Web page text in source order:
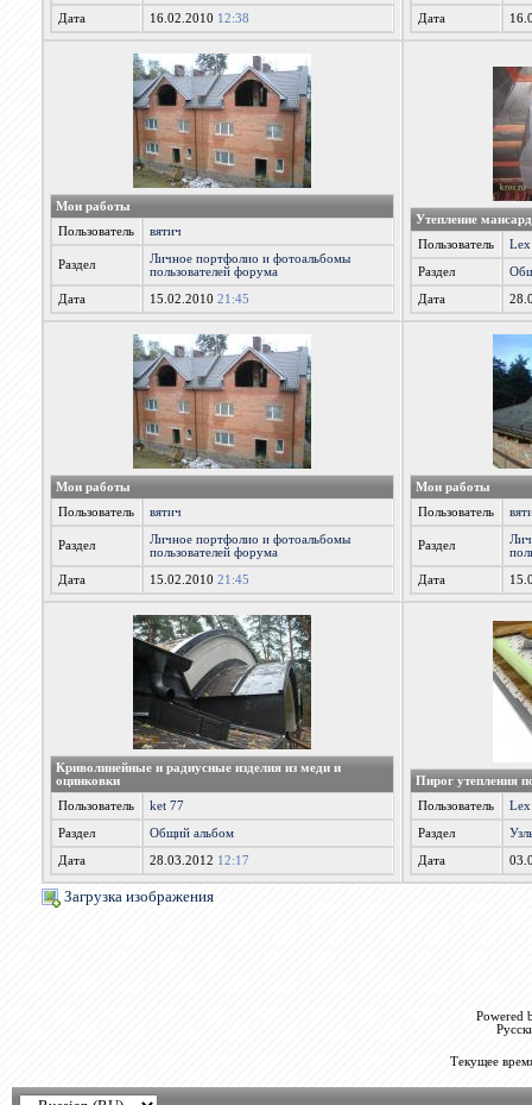
Дата 16.02.2010 12:38 Дата
Мои работы
Пользователь
вятич
Раздел
Личное портфолио и фотоальбомы
пользователей форума
Дата 15.02.2010 21:45
Утепление
Пользователь
Lex
Раздел
Дата
Мои работы
Пользователь
вятич
Раздел
Личное портфолио и фотоальбомы
пользователей форума
Дата 15.02.2010 21:45
Мои работы
Пользователь
Раздел
Дата
Криволинейные и радиусные изделия из меди и
оцинковки
Пользователь
ket 77
Раздел Общий альбом
Дата 28.03.2012 12:17
Пирог утепления
Пользователь
Lex
Раздел
Дата
Загрузка изображения
Powered
Текущее